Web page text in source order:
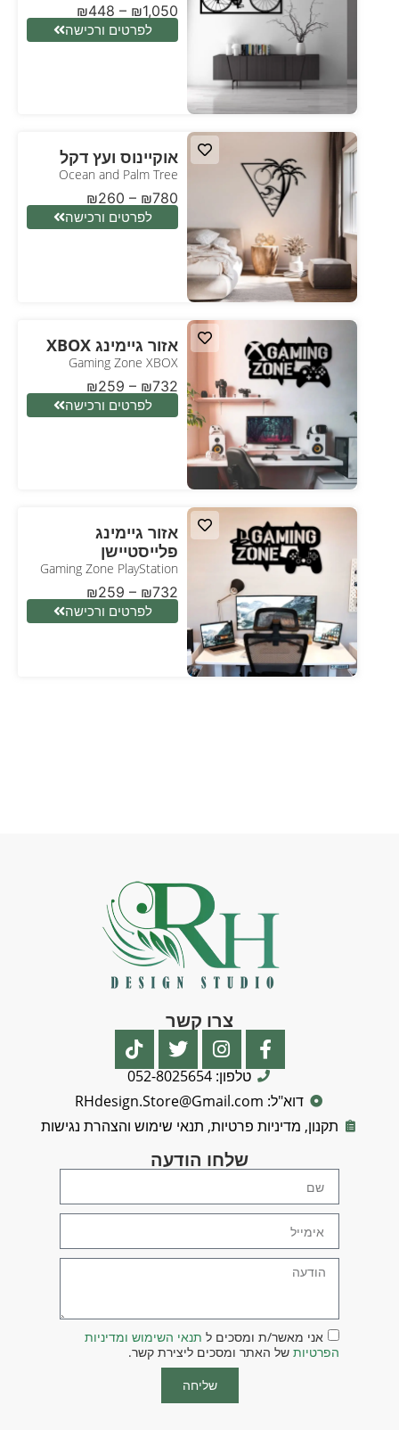
₪448 – ₪1,050
לפרטים ורכישה
אוקיינוס ועץ דקל
Ocean and Palm Tree
₪260 – ₪780
לפרטים ורכישה
אזור גיימינג XBOX
Gaming Zone XBOX
₪259 – ₪732
לפרטים ורכישה
אזור גיימינג
פלייסטיישן
Gaming Zone PlayStation
₪259 – ₪732
לפרטים ורכישה
צרו קשר
טלפון: 052-8025654
דוא"ל: RHdesign.Store@Gmail.com
תקנון, מדיניות פרטיות, תנאי שימוש והצהרת נגישות
שלחו הודעה
אני מאשר/ת ומסכים ל תנאי השימוש ומדיניות
הפרטיות של האתר ומסכים ליצירת קשר.
שליחה